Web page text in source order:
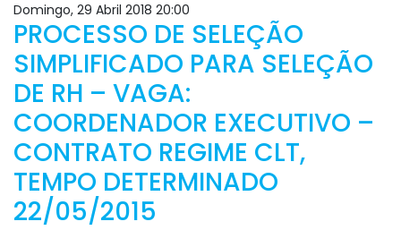
Domingo, 29 Abril 2018 20:00
PROCESSO DE SELEÇÃO
SIMPLIFICADO PARA SELEÇÃO
DE RH – VAGA:
COORDENADOR EXECUTIVO –
CONTRATO REGIME CLT,
TEMPO DETERMINADO
22/05/2015